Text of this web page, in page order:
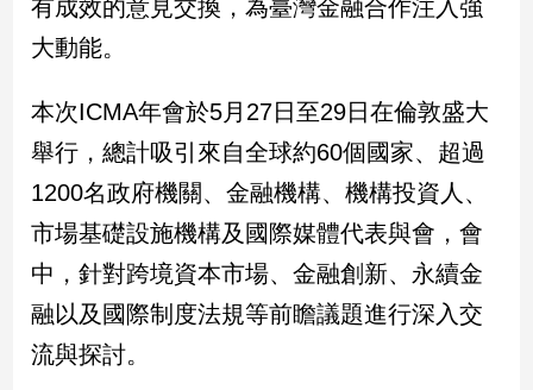
觀
點
兩
岸/
國
會/
地
方
新
冠
有成效的意見交換，為臺灣金融合作注入強
大動能。
本次ICMA年會於5月27日至29日在倫敦盛大
舉行，總計吸引來自全球約60個國家、超過
1200名政府機關、金融機構、機構投資人、
市場基礎設施機構及國際媒體代表與會，會
中，針對跨境資本市場、金融創新、永續金
融以及國際制度法規等前瞻議題進行深入交
流與探討。